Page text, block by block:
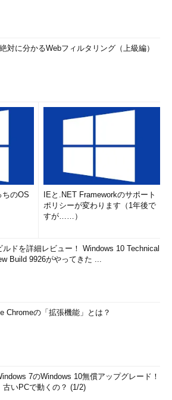
対に分かるWebフィルタリング（上級編）
ちのOS
IEと.NET Frameworkのサポート
ポリシーが変わります（1年後で
すが……）
ルドを詳細レビュー！ Windows 10 Technical
Build 9926がやってきた ...
Chromeの「拡張機能」とは？
7のWindows 10無償アップグレード！
古いPCで動くの？ (1/2)